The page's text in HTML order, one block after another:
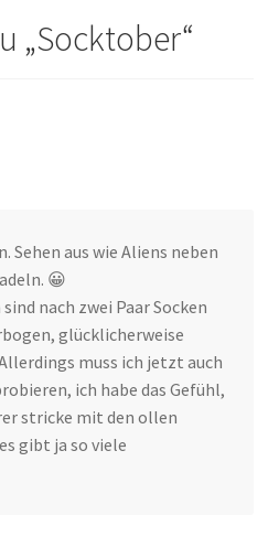
„Socktober“
Sehen aus wie Aliens neben
😀
nach zwei Paar Socken
glücklicherweise
muss ich jetzt auch
ich habe das Gefühl,
stricke mit den ollen
gibt ja so viele